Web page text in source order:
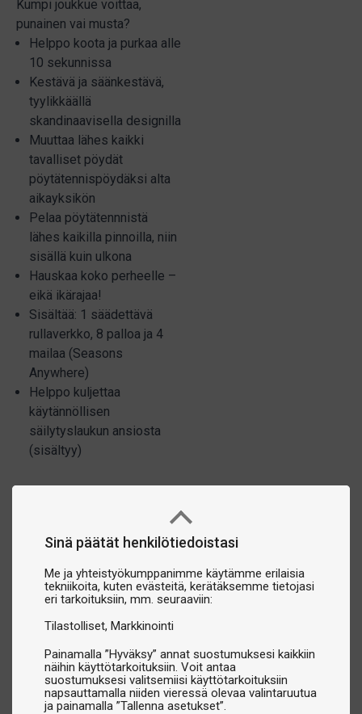
Sinä päätät henkilötiedoistasi
Me ja yhteistyökumppanimme käytämme erilaisia
tekniikoita, kuten evästeitä, kerätäksemme tietojasi
eri tarkoituksiin, mm. seuraaviin:
Tilastolliset Markkinointi
Painamalla ”Hyväksy” annat suostumuksesi kaikkiin
näihin käyttötarkoituksiin. Voit antaa
suostumuksesi valitsemiisi käyttötarkoituksiin
napsauttamalla niiden vieressä olevaa valintaruutua
ja painamalla ”Tallenna asetukset”.
Kumpi joukkue voittaa,
punainen vai musta?
Helppo koota ja purkaa alle
10 sekunnissa
Kestävä ja säänkestävä,
tyylikkäällä
skandinaavisella designilla
Muuttaa lähes kaikki
tavalliset pöydät
pöytätennispöydäksi alta
aikayksikön
Pelaa pöytätennnistä
lähes kaikilla pinnoilla, niin
sisällä kuin ulkona
Hauskaa koko perheelle –
eikä ikärajaa!
Sisältää: 1 säädettävä
rullaverkko, 8 palloa ja 4
mailaa (Seasons
Anywhere)
Helppo kuljettaa
käytännöllisen
säilytyslaukun ansiosta
(sisältyy)